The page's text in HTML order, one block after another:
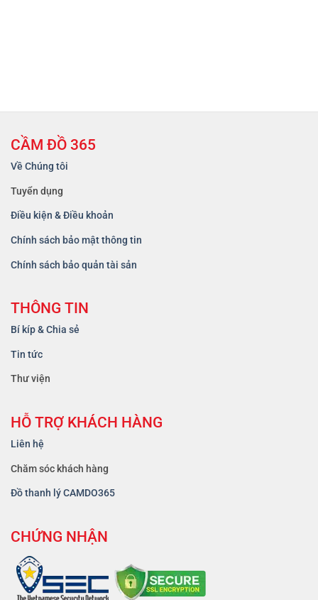
CẦM ĐỒ 365
Về Chúng tôi
Tuyển dụng
Điều kiện & Điều khoản
Chính sách bảo mật thông tin
Chính sách bảo quản tài sản
THÔNG TIN
Bí kíp & Chia sẻ
Tin tức
Thư viện
HỖ TRỢ KHÁCH HÀNG
Liên hệ
Chăm sóc khách hàng
Đồ thanh lý CAMDO365
CHỨNG NHẬN